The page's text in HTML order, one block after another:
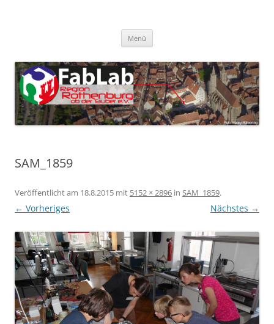
Menü
SAM_1859
Veröffentlicht am 18.8.2015 mit 5152 × 2896 in SAM_1859.
← Vorheriges Nächstes →